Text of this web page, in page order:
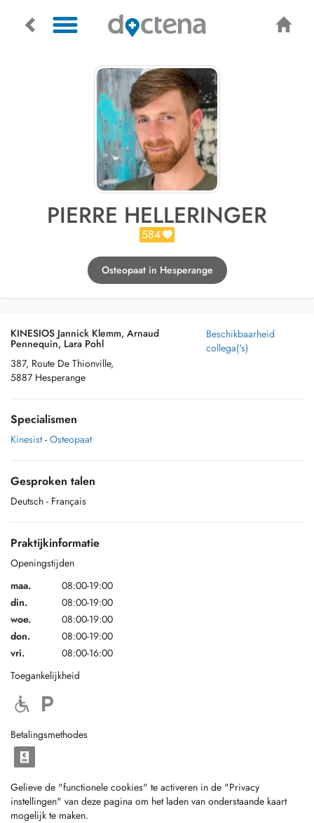
PIERRE HELLERINGER
584
Osteopaat in Hesperange
KINESIOS Jannick Klemm, Arnaud
Pennequin, Lara Pohl
387, Route De Thionville,
5887 Hesperange
Beschikbaarheid
collega('s)
Specialismen
Kinesist - Osteopaat
Gesproken talen
Deutsch - Français
Praktijkinformatie
Openingstijden
maa.
08:00-19:00
din.
08:00-19:00
woe.
08:00-19:00
don.
08:00-19:00
vri.
08:00-16:00
Toegankelijkheid
Betalingsmethodes
Gelieve de "functionele cookies" te activeren in de "Privacy
instellingen" van deze pagina om het laden van onderstaande kaart
mogelijk te maken.